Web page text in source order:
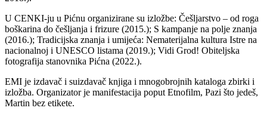
U CENKI-ju u Pićnu organizirane su izložbe: Češljarstvo – od roga
boškarina do češljanja i frizure (2015.); S kampanje na polje znanja
(2016.); Tradicijska znanja i umijeća: Nematerijalna kultura Istre na
nacionalnoj i UNESCO listama (2019.); Vidi Grod! Obiteljska
fotografija stanovnika Pićna (2022.).
EMI je izdavač i suizdavač knjiga i mnogobrojnih kataloga zbirki i
izložba. Organizator je manifestacija poput Etnofilm, Pazi što jedeš,
Martin bez etikete.